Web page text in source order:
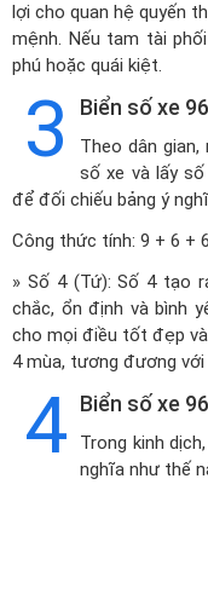
lợi cho quan hệ quyến
mệnh. Nếu tam tài
phú hoặc quái kiệt.
3 Biển số xe
Theo dân
số xe và lấy
để đối chiếu bảng ý
Công thức tính: 9 + 6 +
» Số 4 (Tứ): Số 4 tạo
chắc, ổn định và bình
cho mọi điều tốt đẹp
4 mùa, tương đương với
4 Biển số xe
Trong kinh
nghĩa như thế